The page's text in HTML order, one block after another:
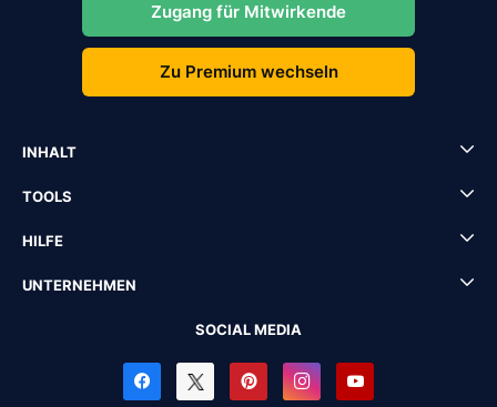
Zugang für Mitwirkende
Zu Premium wechseln
INHALT
TOOLS
HILFE
UNTERNEHMEN
SOCIAL MEDIA